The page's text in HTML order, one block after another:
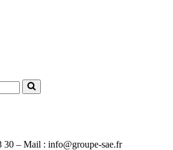
30 – Mail : info@groupe-sae.fr